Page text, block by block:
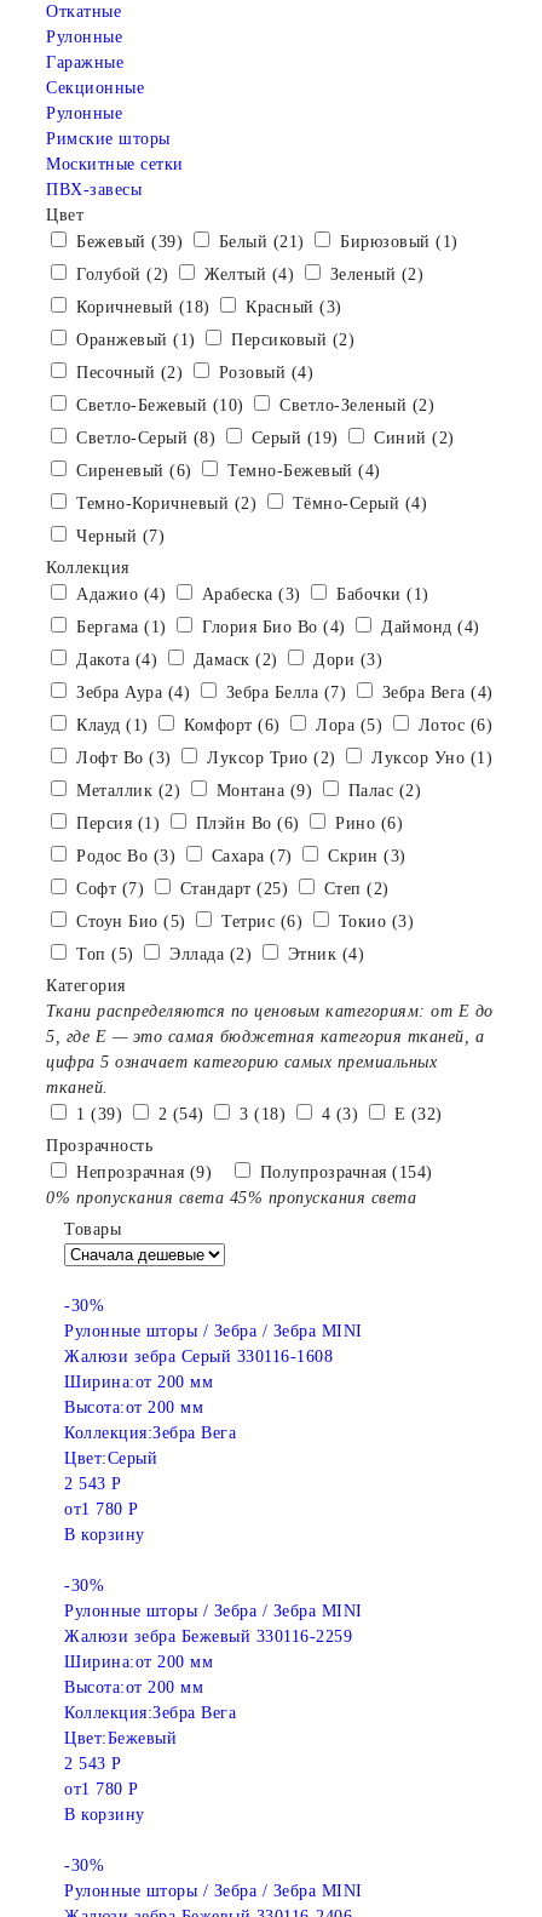
Откатные
Рулонные
Гаражные
Cекционные
Рулонные
Римские шторы
Москитные сетки
ПВХ-завесы
Цвет
Бежевый (39)
Белый (21)
Бирюзовый (1)
Голубой (2)
Желтый (4)
Зеленый (2)
Коричневый (18)
Красный (3)
Оранжевый (1)
Персиковый (2)
Песочный (2)
Розовый (4)
Светло-Бежевый (10)
Светло-Зеленый (2)
Светло-Серый (8)
Серый (19)
Синий (2)
Сиреневый (6)
Темно-Бежевый (4)
Темно-Коричневый (2)
Тёмно-Серый (4)
Черный (7)
Коллекция
Адажио (4)
Арабеска (3)
Бабочки (1)
Бергама (1)
Глория Био Во (4)
Даймонд (4)
Дакота (4)
Дамаск (2)
Дори (3)
Зебра Аура (4)
Зебра Белла (7)
Зебра Вега (4)
Клауд (1)
Комфорт (6) Лора (5)
Лотос (6)
Лофт Во (3)
Луксор Трио (2)
Луксор Уно (1)
Металлик (2)
Монтана (9)
Палас (2)
Персия (1)
Плэйн Bo (6)
Рино (6)
Родос Bo (3)
Сахара (7)
Скрин (3)
Софт (7)
Стандарт (25)
Степ (2)
Стоун Био (5)
Тетрис (6)
Токио (3)
Топ (5)
Эллада (2)
Этник (4)
Категория
Ткани распределяются по ценовым категориям: от E до
5, где Е — это самая бюджетная категория тканей, а
цифра 5 означает категорию самых премиальных
тканей.
1 (39)
2 (54) 3 (18) 4 (3)
E (32)
Прозрачность
Непрозрачная (9)
0% пропускания света
Полупрозрачная (154)
45% пропускания света
Товары
-30%
Рулонные шторы / Зебра / Зебра MINI
Жалюзи зебра Серый 330116-1608
Ширина:от 200 мм
Высота:от 200 мм
Коллекция:Зебра Вега
Цвет:Серый
2 543 Р
от1 780 Р
В корзину
-30%
Рулонные шторы / Зебра / Зебра MINI
Жалюзи зебра Бежевый 330116-2259
Ширина:от 200 мм
Высота:от 200 мм
Коллекция:Зебра Вега
Цвет:Бежевый
2 543 Р
от1 780 Р
В корзину
-30%
Рулонные шторы / Зебра / Зебра MINI